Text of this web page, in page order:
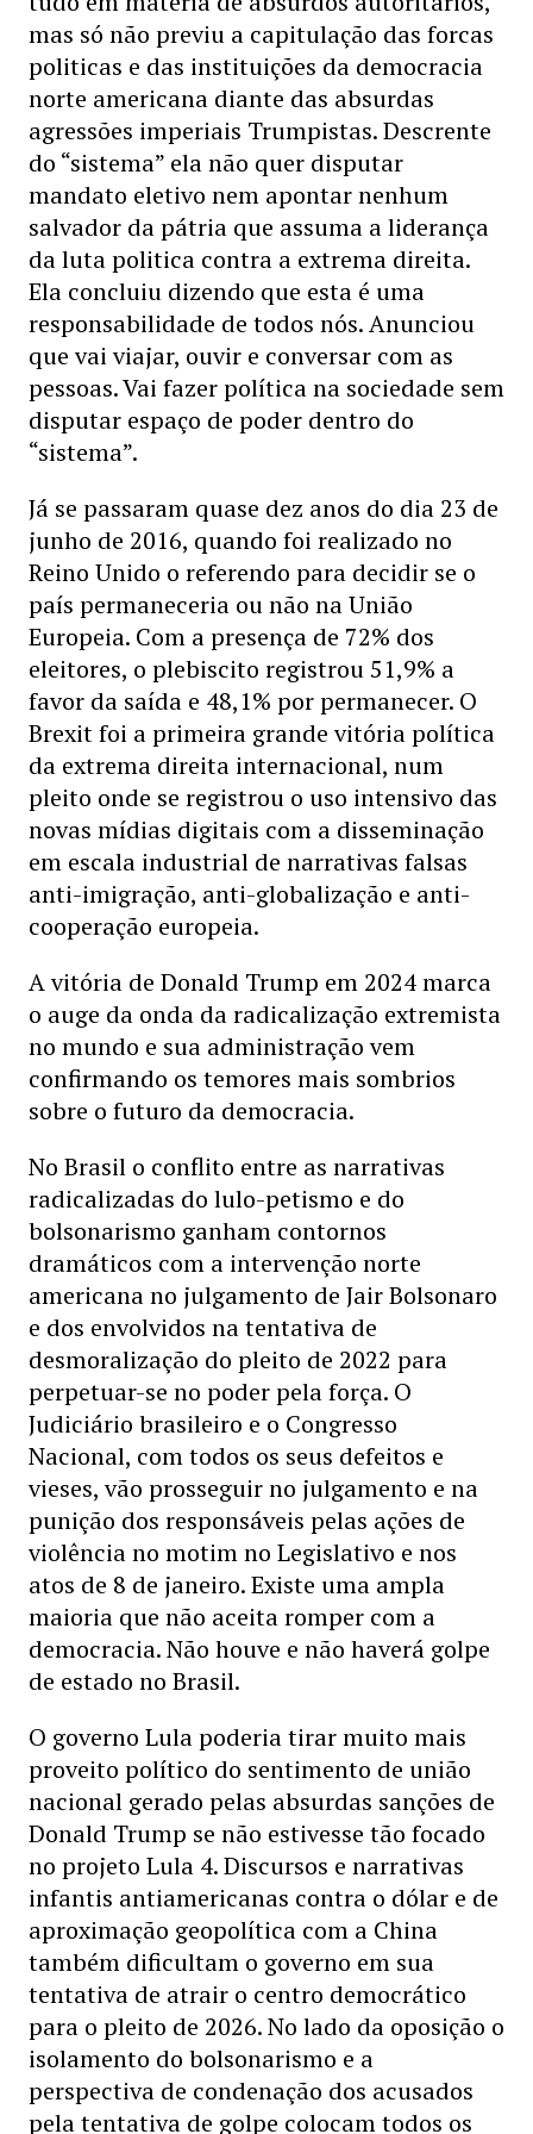
mas só não previu a capitulação das forcas
politicas e das instituições da democracia
norte americana diante das absurdas
agressões imperiais Trumpistas. Descrente
do “sistema” ela não quer disputar
mandato eletivo nem apontar nenhum
salvador da pátria que assuma a liderança
da luta politica contra a extrema direita.
Ela concluiu dizendo que esta é uma
responsabilidade de todos nós. Anunciou
que vai viajar, ouvir e conversar com as
pessoas. Vai fazer política na sociedade sem
disputar espaço de poder dentro do
“sistema”.
Já se passaram quase dez anos do dia 23 de
junho de 2016, quando foi realizado no
Reino Unido o referendo para decidir se o
país permaneceria ou não na União
Europeia. Com a presença de 72% dos
eleitores, o plebiscito registrou 51,9% a
favor da saída e 48,1% por permanecer. O
Brexit foi a primeira grande vitória política
da extrema direita internacional, num
pleito onde se registrou o uso intensivo das
novas mídias digitais com a disseminação
em escala industrial de narrativas falsas
anti-imigração, anti-globalização e anti-
cooperação europeia.
A vitória de Donald Trump em 2024 marca
o auge da onda da radicalização extremista
no mundo e sua administração vem
confirmando os temores mais sombrios
sobre o futuro da democracia.
No Brasil o conflito entre as narrativas
radicalizadas do lulo-petismo e do
bolsonarismo ganham contornos
dramáticos com a intervenção norte
americana no julgamento de Jair Bolsonaro
e dos envolvidos na tentativa de
desmoralização do pleito de 2022 para
perpetuar-se no poder pela força. O
Judiciário brasileiro e o Congresso
Nacional, com todos os seus defeitos e
vieses, vão prosseguir no julgamento e na
punição dos responsáveis pelas ações de
violência no motim no Legislativo e nos
atos de 8 de janeiro. Existe uma ampla
maioria que não aceita romper com a
democracia. Não houve e não haverá golpe
de estado no Brasil.
O governo Lula poderia tirar muito mais
proveito político do sentimento de união
nacional gerado pelas absurdas sanções de
Donald Trump se não estivesse tão focado
no projeto Lula 4. Discursos e narrativas
infantis antiamericanas contra o dólar e de
aproximação geopolítica com a China
também dificultam o governo em sua
tentativa de atrair o centro democrático
para o pleito de 2026. No lado da oposição o
isolamento do bolsonarismo e a
perspectiva de condenação dos acusados
pela tentativa de golpe colocam todos os